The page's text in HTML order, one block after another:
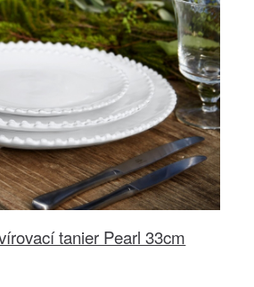
tanier Pearl 33cm